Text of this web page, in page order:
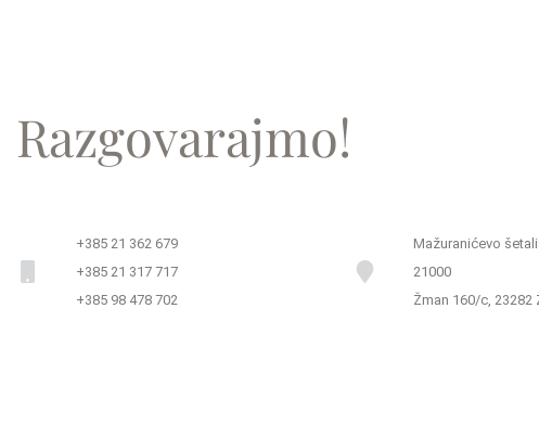
Razgovarajmo!
+385 21 362 679
+385 21 317 717
+385 98 478 702
Mažuranićevo
21000
Žman 160/c, 23282